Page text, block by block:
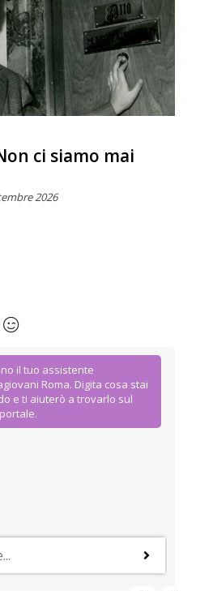
ci siamo mai
2026
il tuo assistente
Roma. Digita cosa stai
e ti aiuterò a trovarlo sul